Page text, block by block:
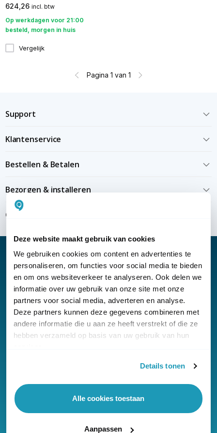
Deze website maakt gebruik van cookies
We gebruiken cookies om content en advertenties te
personaliseren, om functies voor social media te bieden
en om ons websiteverkeer te analyseren. Ook delen we
informatie over uw gebruik van onze site met onze
partners voor social media, adverteren en analyse.
Deze partners kunnen deze gegevens combineren met
andere informatie die u aan ze heeft verstrekt of die ze
hebben verzameld op basis van uw gebruik van hun
Details tonen
Alle cookies toestaan
Aanpassen
624,26 incl. btw
Op werkdagen voor 21:00
besteld, morgen in huis
Vergelijk
Pagina 1 van 1
Support
Klantenservice
Bestellen & Betalen
Bezorgen & installeren
Over KommaGo
Nieuwsbrief
Klantenservice